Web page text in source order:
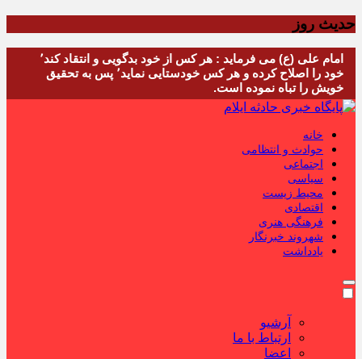
حدیث روز
امام علی (ع) می فرماید : هر کس از خود بدگویی و انتقاد کند٬
خود را اصلاح کرده و هر کس خودستایی نماید٬ پس به تحقیق
خویش را تباه نموده است.
خانه
حوادث و انتظامی
اجتماعی
سیاسی
محیط زیست
اقتصادی
فرهنگی هنری
شهروند خبرنگار
یادداشت
آرشیو
ارتباط با ما
اعضا